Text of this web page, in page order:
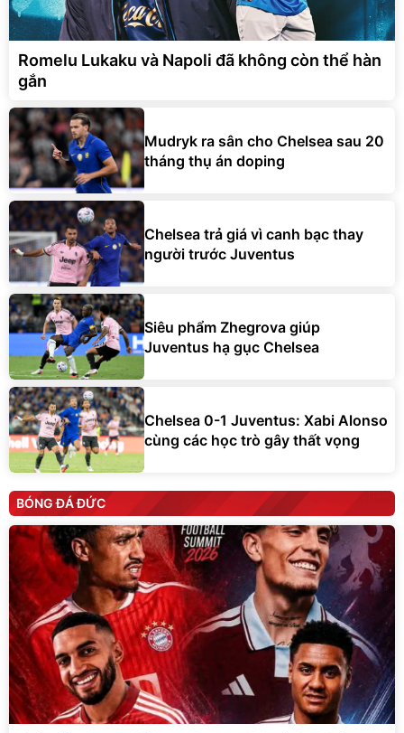
Romelu Lukaku và Napoli đã không còn thể hàn
gắn
Mudryk ra sân cho Chelsea sau 20
tháng thụ án doping
Chelsea trả giá vì canh bạc thay
người trước Juventus
Siêu phẩm Zhegrova giúp
Juventus hạ gục Chelsea
Chelsea 0-1 Juventus: Xabi Alonso
cùng các học trò gây thất vọng
BÓNG ĐÁ ĐỨC